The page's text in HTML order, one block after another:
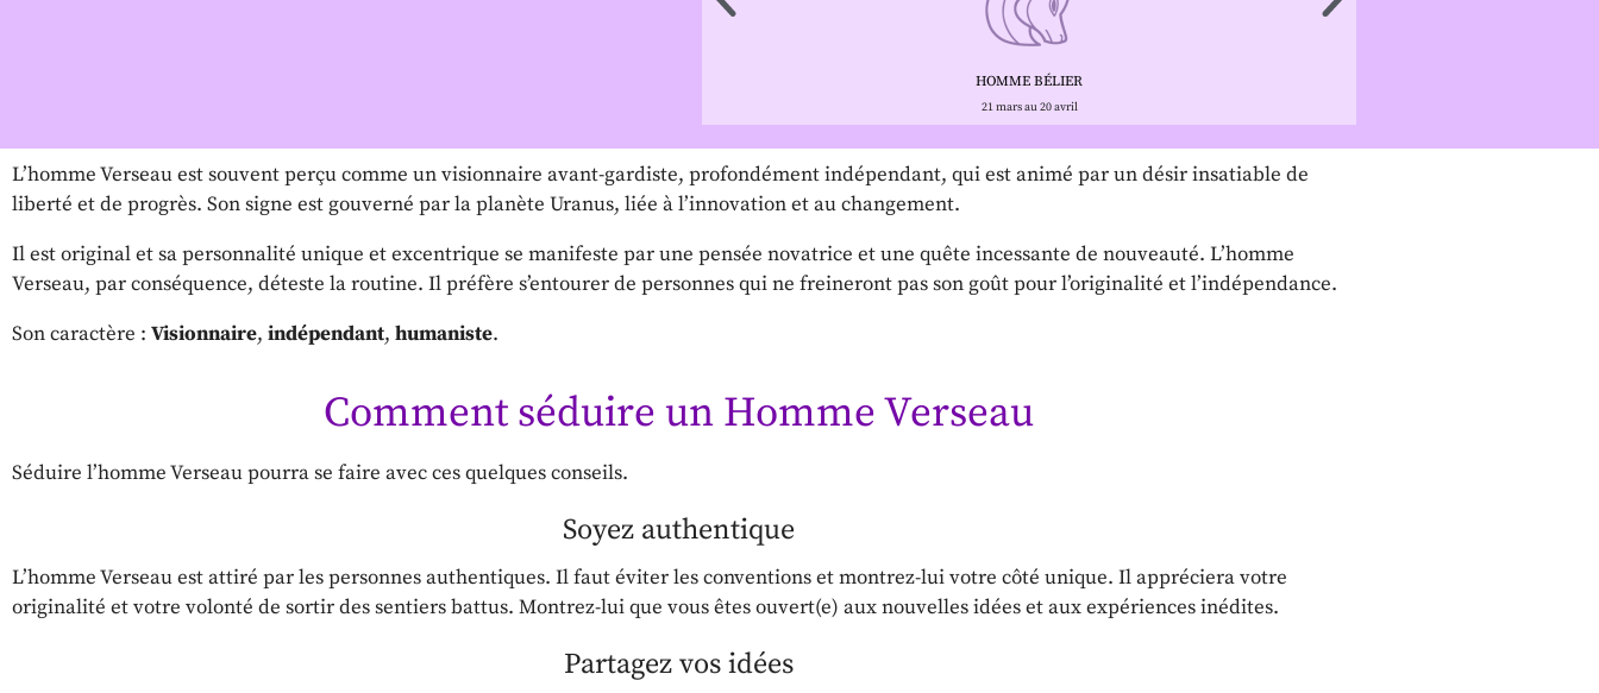
HOMME BÉLIER
21 mars au 20 avril
L’homme Verseau est souvent perçu comme un visionnaire avant-gardiste, profondément indépendant, qui est animé par un désir insatiable de
liberté et de progrès. Son signe est gouverné par la planète Uranus, liée à l’innovation et au changement.
Il est original et sa personnalité unique et excentrique se manifeste par une pensée novatrice et une quête incessante de nouveauté. L’homme
Verseau, par conséquence, déteste la routine. Il préfère s’entourer de personnes qui ne freineront pas son goût pour l’originalité et l’indépendance.
Son caractère : Visionnaire, indépendant, humaniste.
Comment séduire un Homme Verseau
Séduire l’homme Verseau pourra se faire avec ces quelques conseils.
Soyez authentique
L’homme Verseau est attiré par les personnes authentiques. Il faut éviter les conventions et montrez-lui votre côté unique. Il appréciera votre
originalité et votre volonté de sortir des sentiers battus. Montrez-lui que vous êtes ouvert(e) aux nouvelles idées et aux expériences inédites.
Partagez vos idées